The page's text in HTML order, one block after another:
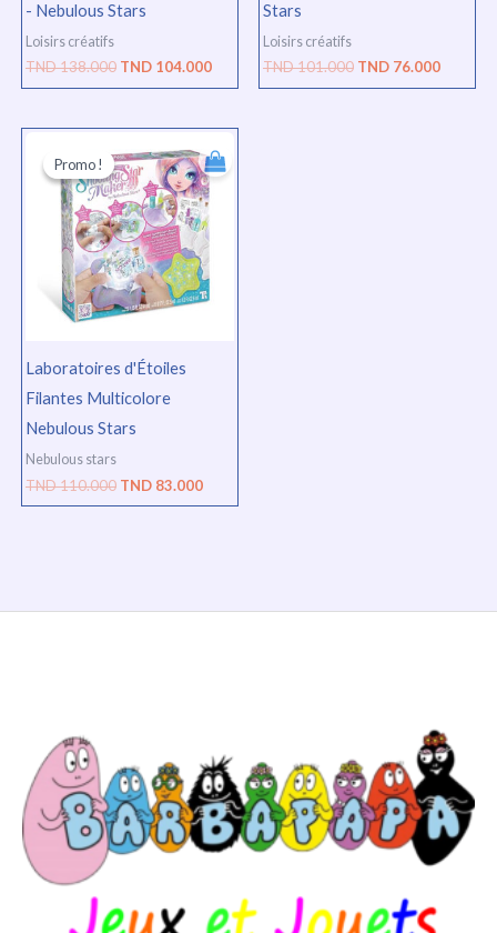
- Nebulous Stars
Loisirs créatifs
TND138.000 TND 104.000
Stars
Loisirs créatifs
TND101.000 TND 76.000
Promo !
Laboratoires d'Étoiles
Filantes Multicolore
Nebulous Stars
Promo !
Nebulous stars
TND110.000
prix
initial
était :
TND
110.000.
TND 83.000
prix
actuel
est :
TND
83.000.